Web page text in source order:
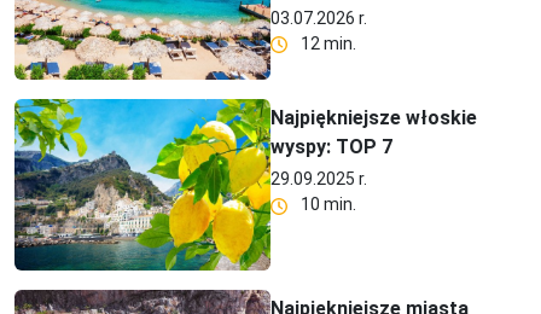
03.07.2026 r.
12 min.
Najpiękniejsze włoskie
wyspy: TOP 7
29.09.2025 r.
10 min.
Najpiękniejsze miasta